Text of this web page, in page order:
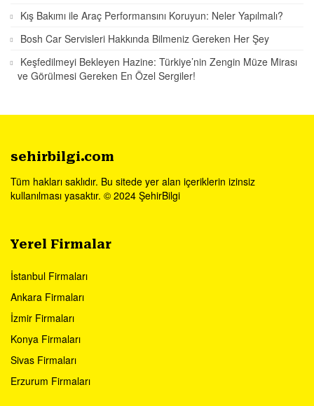
Kış Bakımı ile Araç Performansını Koruyun: Neler Yapılmalı?
Bosh Car Servisleri Hakkında Bilmeniz Gereken Her Şey
Keşfedilmeyi Bekleyen Hazine: Türkiye’nin Zengin Müze Mirası
ve Görülmesi Gereken En Özel Sergiler!
sehirbilgi.com
Tüm hakları saklıdır. Bu sitede yer alan içeriklerin izinsiz
kullanılması yasaktır. © 2024 ŞehirBilgi
Yerel Firmalar
İstanbul Firmaları
Ankara Firmaları
İzmir Firmaları
Konya Firmaları
Sivas Firmaları
Erzurum Firmaları